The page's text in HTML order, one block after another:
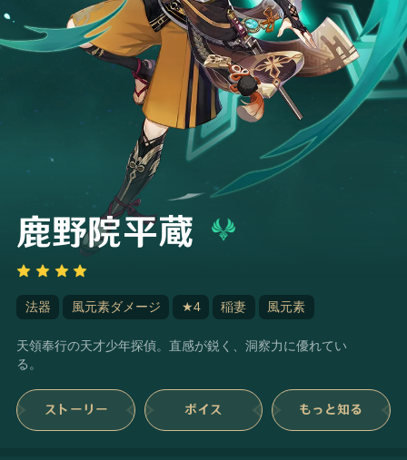
鹿野院平蔵
法器 風元素ダメージ ★4 稲妻 風元素
天領奉行の天才少年探偵。直感が鋭く、洞察力に優れてい
る。
ストーリー ボイス もっと知る